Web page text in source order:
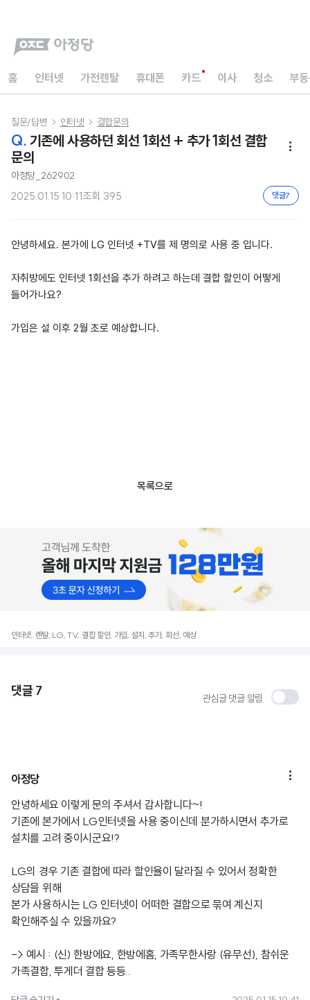
홈 인터넷 가전렌탈 휴대폰 카드 이사 청소 부
질문/답변  인터넷  결합문의
Q. 기존에 사용하던 회선 1회선 + 추가 1회선 결합
문의

아정당_262902
2025.01.15 10:11조회 395 댓글7
안녕하세요. 본가에 LG 인터넷 +TV를 제 명의로 사용 중 입니다.
자취방에도 인터넷 1회선을 추가 하려고 하는데 결합 할인이 어떻게
들어가나요?
가입은 설 이후 2월 초로 예상합니다.
목록으로
인터넷, 렌탈, LG, TV, 결합 할인, 가입, 설치, 추가, 회선, 예상
댓글 7 관심글 댓글 알림
아정당 
안녕하세요 이렇게 문의 주셔서 감사합니다~!
기존에 본가에서 LG인터넷을 사용 중이신데 분가하시면서 추가로
설치를 고려 중이시군요!?
LG의 경우 기존 결합에 따라 할인율이 달라질 수 있어서 정확한
상담을 위해
본가 사용하시는 LG 인터넷이 어떠한 결합으로 묶여 계신지
확인해주실 수 있을까요?
-> 예시 : (신) 한방에요, 한방에홈, 가족무한사랑 (유무선), 참쉬운
가족결합, 투게더 결합 등등..